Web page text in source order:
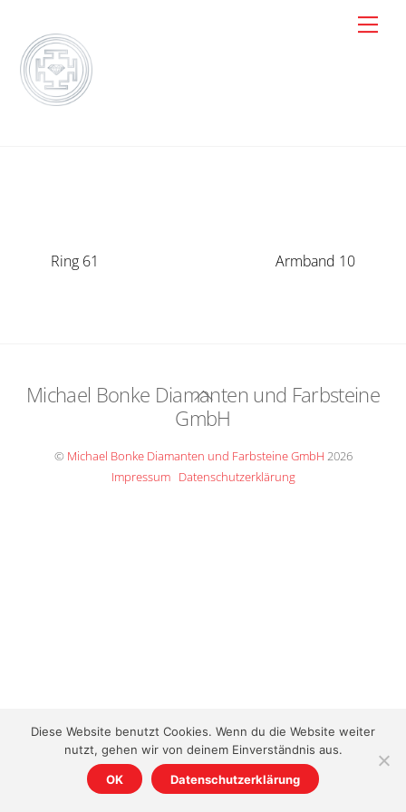
content
Ring 61 Armband 10
Back
To
Michael Bonke Diamanten und Farbsteine
GmbH
© Michael Bonke Diamanten und Farbsteine GmbH 2026
Impressum Datenschutzerklärung
Diese Website benutzt Cookies. Wenn du die Website weiter
nutzt, gehen wir von deinem Einverständnis aus.
OK Datenschutzerklärung